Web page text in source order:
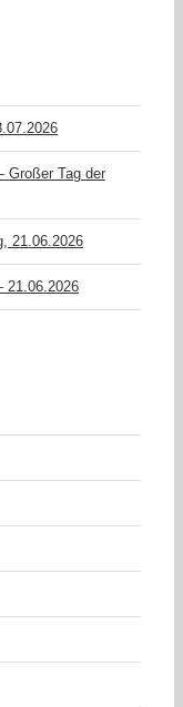
Großer Tag der
21.06.2026
21.06.2026